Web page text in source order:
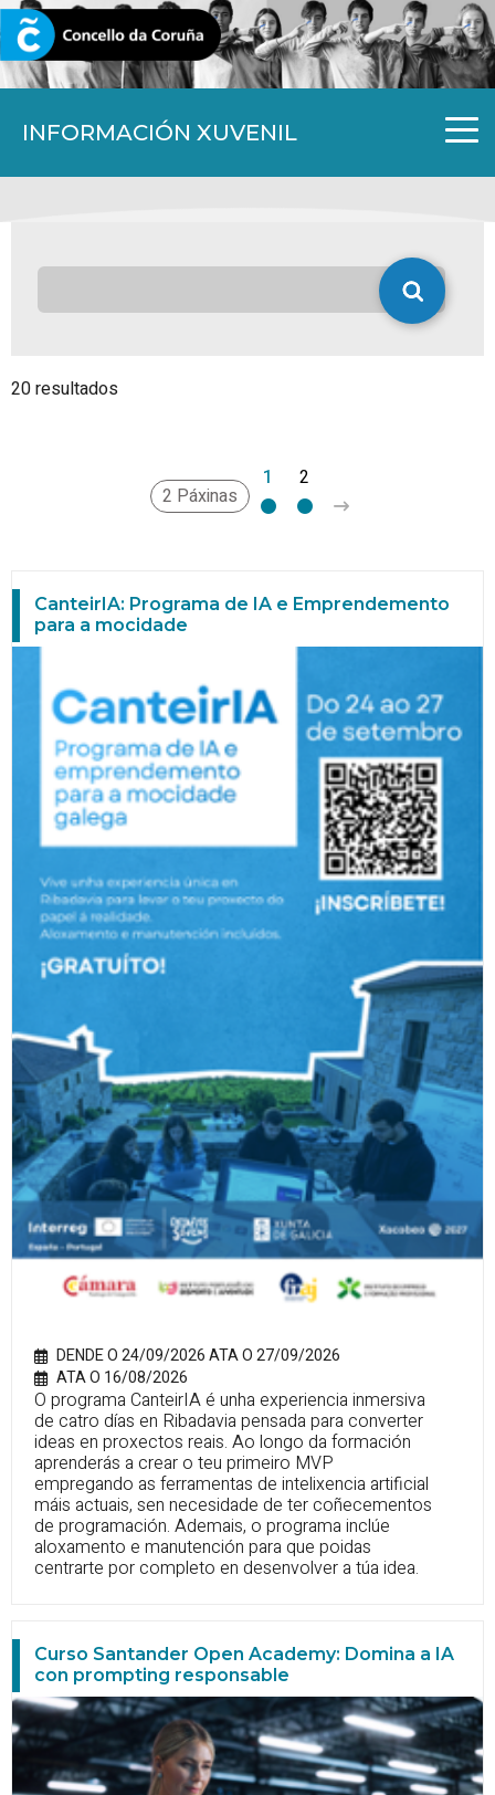
INFORMACIÓN XUVENIL
CORUNA.GAL
20 resultados
2 Páxinas
1 2
CanteirIA: Programa de IA e Emprendemento
para a mocidade
DENDE O 24/09/2026 ATA O 27/09/2026
ATA O 16/08/2026
O programa CanteirIA é unha experiencia inmersiva
de catro días en Ribadavia pensada para converter
ideas en proxectos reais. Ao longo da formación
aprenderás a crear o teu primeiro MVP
empregando as ferramentas de intelixencia artificial
máis actuais, sen necesidade de ter coñecementos
de programación. Ademais, o programa inclúe
aloxamento e manutención para que poidas
centrarte por completo en desenvolver a túa idea.
Curso Santander Open Academy: Domina a IA
con prompting responsable